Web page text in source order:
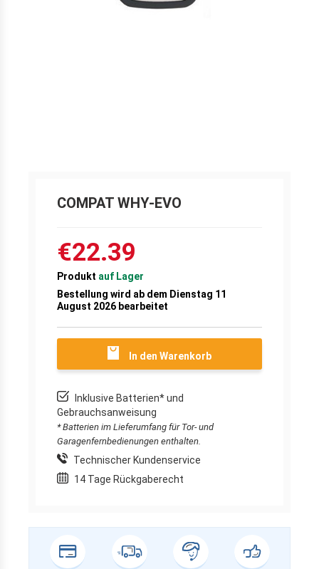
COMPAT WHY-EVO
€22.39
Produkt auf Lager
Bestellung wird ab dem Dienstag 11
August 2026 bearbeitet
In den Warenkorb
Inklusive Batterien* und
Gebrauchsanweisung
* Batterien im Lieferumfang für Tor- und
Garagenfernbedienungen enthalten.
Technischer Kundenservice
14 Tage Rückgaberecht